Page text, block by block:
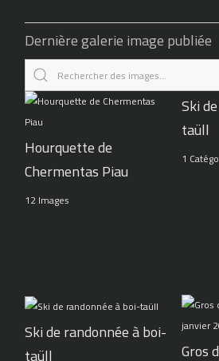
Dernière galerie image publiée
Hourquette de
Chermentas Piau
12 Images
Ski
taüll
1
Ski de randonnée à boi-
taüll
Gros